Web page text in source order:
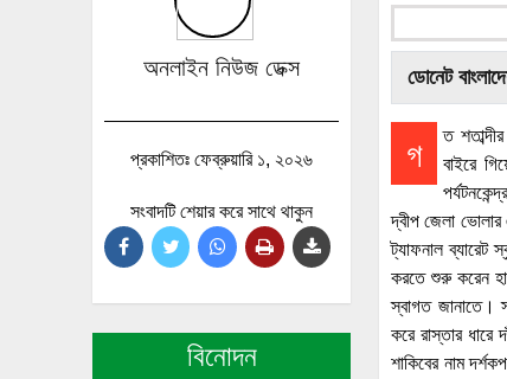
অনলাইন নিউজ ডেক্স
প্রকাশিতঃ ফেব্রুয়ারি ১, ২০২৬
সংবাদটি শেয়ার করে সাথে থাকুন
বিনোদন
ডোনেট
গ
ত
বাইরে
দ্বীপ জেলা ভোলার
ট্যাফনাল
করতে শুরু করেন
স্বাগত জানাতে।
করে রাস্তার ধারে
শাকিবের নাম